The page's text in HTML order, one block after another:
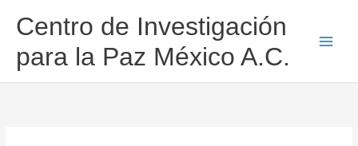
Centro de Investigación
para la Paz México A.C.